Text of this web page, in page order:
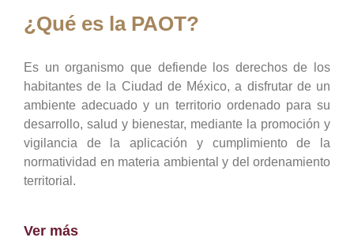
¿Qué es la PAOT?
Es un organismo que defiende los derechos de los
habitantes de la Ciudad de México, a disfrutar de un
ambiente adecuado y un territorio ordenado para su
desarrollo, salud y bienestar, mediante la promoción y
vigilancia de la aplicación y cumplimiento de la
normatividad en materia ambiental y del ordenamiento
territorial.
Ver más